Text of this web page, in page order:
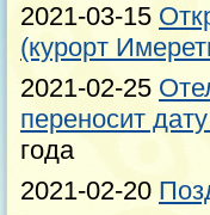
2021-03-15
(курорт
2021-02-25
переносит
года
2021-02-20